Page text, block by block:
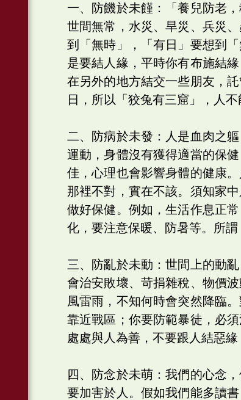
一、防饑於未饉：「養兒防老
世間無常，水災、旱災、兵災
到「無時」，「有日」要想到
是要結人緣，平時你有布施結
在另外的地方結交一些朋友，
日，所以「狡兔有三窟」，人
二、防病於未發：人是血肉之
運動，身體沒有獲得適當的保
佳，心理也會影響身體的健康
那裡不對，實在不該。須知家
做好保健。例如，生活作息正
化，要注意保暖、防暑等。所
三、防亂於未動：世間上的動
會治安敗壞、苛捐雜稅、物價
風雷雨，不知何時會突然降臨
靠近戰區；你要防範暴徒，必
處處與人為善，不要跟人結惡
四、防念於未萌：我們的心念
要加害於人。假如我們能多讀